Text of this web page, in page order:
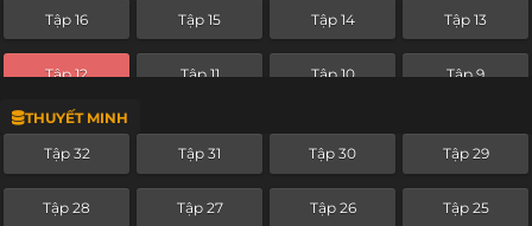
Tập 16 Tập 15 Tập 14 Tập 13
Tập 12 Tập 11 Tập 10 Tập 9
Tập 8
THUYẾT MINH
Tập 32 Tập 31 Tập 30 Tập 29
Tập 28 Tập 27 Tập 26 Tập 25